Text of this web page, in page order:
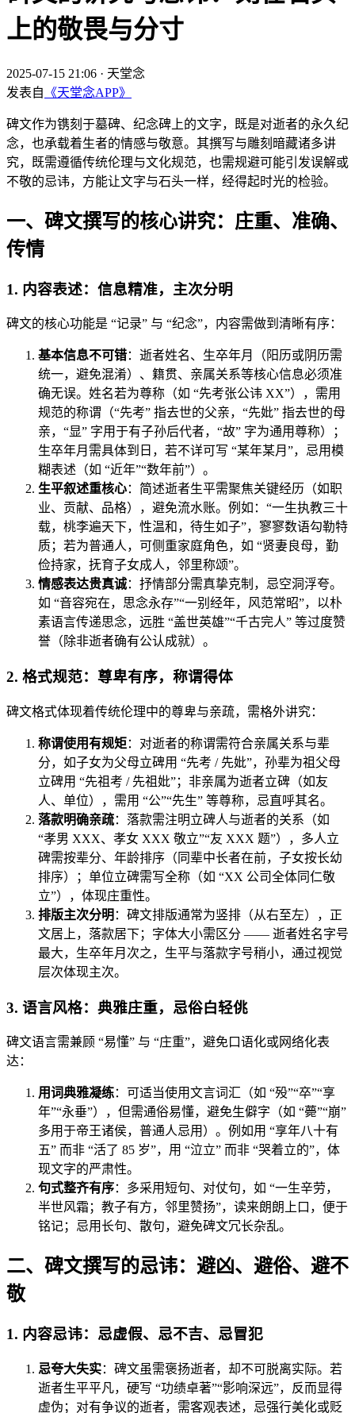
上的敬畏与分寸
2025-07-15 21:06 · 天堂念
发表自 《天堂念APP》
碑文作为镌刻于墓碑、纪念碑上的文字，既是对逝者的永久纪
念，也承载着生者的情感与敬意。其撰写与雕刻暗藏诸多讲
究，既需遵循传统伦理与文化规范，也需规避可能引发误解或
不敬的忌讳，方能让文字与石头一样，经得起时光的检验。
一、碑文撰写的核心讲究：庄重、准确、
传情
1. 内容表述：信息精准，主次分明
碑文的核心功能是 “记录” 与 “纪念”，内容需做到清晰有序：
基本信息不可错：逝者姓名、生卒年月（阳历或阴历需
统一，避免混淆）、籍贯、亲属关系等核心信息必须准
确无误。姓名若为尊称（如 “先考张公讳 XX”），需用
规范的称谓（“先考” 指去世的父亲，“先妣” 指去世的母
亲，“显” 字用于有子孙后代者，“故” 字为通用尊称）；
生卒年月需具体到日，若不详可写 “某年某月”，忌用模
糊表述（如 “近年”“数年前”）。
生平叙述重核心：简述逝者生平需聚焦关键经历（如职
业、贡献、品格），避免流水账。例如：“一生执教三十
载，桃李遍天下，性温和，待生如子”，寥寥数语勾勒特
质；若为普通人，可侧重家庭角色，如 “贤妻良母，勤
俭持家，抚育子女成人，邻里称颂”。
情感表达贵真诚：抒情部分需真挚克制，忌空洞浮夸。
如 “音容宛在，思念永存”“一别经年，风范常昭”，以朴
素语言传递思念，远胜 “盖世英雄”“千古完人” 等过度赞
誉（除非逝者确有公认成就）。
2. 格式规范：尊卑有序，称谓得体
碑文格式体现着传统伦理中的尊卑与亲疏，需格外讲究：
称谓使用有规矩：对逝者的称谓需符合亲属关系与辈
分，如子女为父母立碑用 “先考 / 先妣”，孙辈为祖父母
立碑用 “先祖考 / 先祖妣”；非亲属为逝者立碑（如友
人、单位），需用 “公”“先生” 等尊称，忌直呼其名。
落款明确亲疏：落款需注明立碑人与逝者的关系（如
“孝男 XXX、孝女 XXX 敬立”“友 XXX 题”），多人立
碑需按辈分、年龄排序（同辈中长者在前，子女按长幼
排序）；单位立碑需写全称（如 “XX 公司全体同仁敬
立”），体现庄重性。
排版主次分明 ：碑文排版通常为竖排（从右至左），正
文居上，落款居下；字体大小需区分 —— 逝者姓名字号
最大，生卒年月次之，生平与落款字号稍小，通过视觉
层次体现主次。
3. 语言风格：典雅庄重，忌俗白轻佻
碑文语言需兼顾 “易懂” 与 “庄重”，避免口语化或网络化表
达：
用词典雅凝练：可适当使用文言词汇（如 “殁”“卒”“享
年”“永垂”），但需通俗易懂，避免生僻字（如 “薨”“崩”
多用于帝王诸侯，普通人忌用）。例如用 “享年八十有
五” 而非 “活了 85 岁”，用 “泣立” 而非 “哭着立的”，体
现文字的严肃性。
句式整齐有序：多采用短句、对仗句，如 “一生辛劳，
半世风霜；教子有方，邻里赞扬”，读来朗朗上口，便于
铭记；忌用长句、散句，避免碑文冗长杂乱。
二、碑文撰写的忌讳：避凶、避俗、避不
敬
1. 内容忌讳：忌虚假、忌不吉、忌冒犯
忌夸大失实：碑文虽需褒扬逝者，却不可脱离实际。若
逝者生平平凡，硬写 “功绩卓著”“影响深远”，反而显得
虚伪；对有争议的逝者，需客观表述，忌强行美化或贬